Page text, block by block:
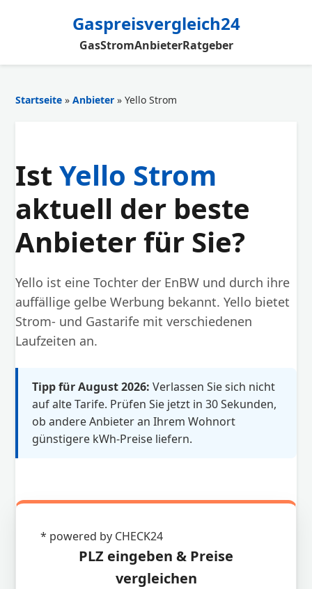
Gaspreisvergleich24
GasStromAnbieterRatgeber
Startseite »Anbieter » Yello Strom
IstYello Strom
aktuell der beste
Anbieter für Sie?
Yello ist eine Tochter der EnBW und durch ihre
auffällige gelbe Werbung bekannt. Yello bietet
Strom- und Gastarife mit verschiedenen
Laufzeiten an.
Tipp für August 2026: Verlassen Sie sich nicht
auf alte Tarife. Prüfen Sie jetzt in 30 Sekunden,
ob andere Anbieter an Ihrem Wohnort
günstigere kWh-Preise liefern.
* powered by CHECK24
PLZ eingeben & Preise
vergleichen